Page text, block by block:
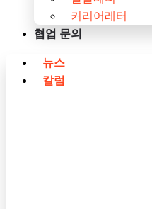
커리어레터
협업 문의
뉴스
칼럼